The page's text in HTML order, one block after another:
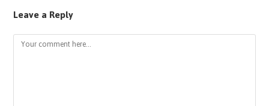
Leave a Reply